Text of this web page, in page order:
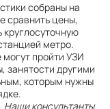
собраны на
сравнить цены,
круглосуточную
метро.
пройти УЗИ
занятости другими
которым нужны
Наши консультанты